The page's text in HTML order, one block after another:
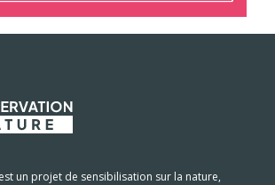
un projet de sensibilisation sur la nature,